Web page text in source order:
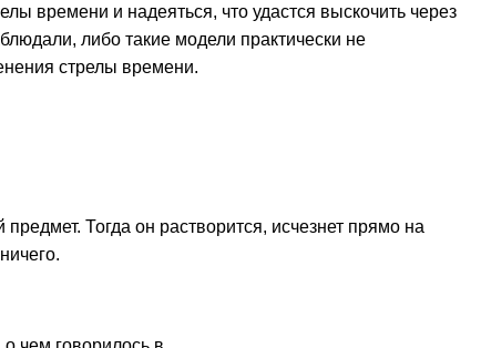
времени и надеяться, что удастся выскочить через
либо такие модели практически не
стрелы времени.
Тогда он растворится, исчезнет прямо на